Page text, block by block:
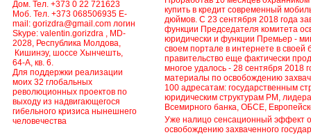
Дом. Тел. +373 0 22 721623
Моб. Тел. +373 068506935 E-
mail: gorizdra@gmail.com логин
Skype: valentin.gorizdra , MD-
2028, Республика Молдова,
Кишинэу, шоссе Хынчешть,
64-А, кв. 6.
Для поддержки реализации
моих 32 глобальных
революционных проектов по
выходу из надвигающегося
гибельного кризиса нынешнего
человечества
купить в кредит современный
дюймов. С 23 сентября 2018 года
функции Председателя комитета
юридически и функции Премьер -
своем портале в интернете в
правительство еще фактически
многое удалось - 28 сентября 2018
материалы по освобождению
100 адресатам: государственным
юридическим структурам РМ,
Всемирного банка, ОБСЕ,
Уже налицо сенсационный эффект
освобождению захваченного